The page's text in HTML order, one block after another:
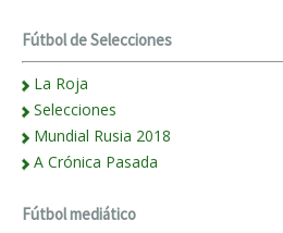
Fútbol de Selecciones
La Roja
Selecciones
Mundial Rusia 2018
A Crónica Pasada
Fútbol mediático